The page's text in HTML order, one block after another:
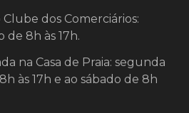
dos Comerciários:
de 8h às 17h.
na Casa de Praia: segunda
às 17h e ao sábado de 8h